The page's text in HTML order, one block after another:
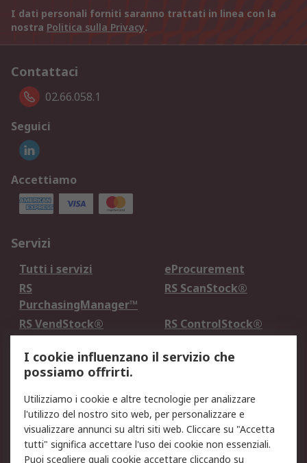
I dati personali forniti saranno trattati in linea con la
nostra Politica sulla Privacy.
Contattaci
02.66.058.1
Seguici
Accettiamo
Servizi
Tutti i servizi
eProcurement
RS
PurchasingManager™
RS ScanStock®
RS VendStock®
RS ControlStock®
Legale
Informativa Cookie
Informativa Privacy -
Aggiornata
Email Security
Termini d'uso
Condizioni di vendita
Condizioni generali di
I cookie influenzano il servizio che
possiamo offrirti.
Utilizziamo i cookie e altre tecnologie per analizzare
l'utilizzo del nostro sito web, per personalizzare e
visualizzare annunci su altri siti web. Cliccare su "Accetta
tutti" significa accettare l'uso dei cookie non essenziali.
Puoi scegliere quali cookie accettare cliccando su